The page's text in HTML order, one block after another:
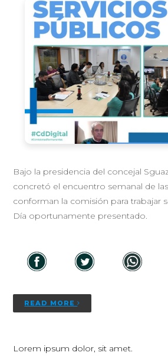
Bajo la presidencia del concejal
concretó el encuentro semanal de
conforman la comisión para trabajar
Día oportunamente presentado.
READ MORE
Lorem ipsum dolor, sit amet.